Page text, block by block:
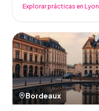
Explorar prácticas en Lyon
Bordeaux